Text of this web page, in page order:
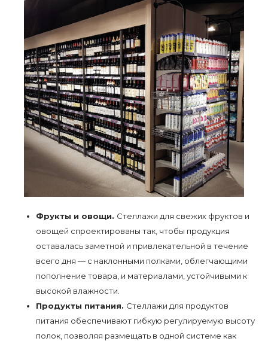
Фрукты и овощи. Стеллажи для свежих фруктов и
овощей спроектированы так, чтобы продукция
оставалась заметной и привлекательной в течение
всего дня — с наклонными полками, облегчающими
пополнение товара, и материалами, устойчивыми к
высокой влажности.
Продукты питания. Стеллажи для продуктов
питания обеспечивают гибкую регулируемую высоту
полок, позволяя размещать в одной системе как